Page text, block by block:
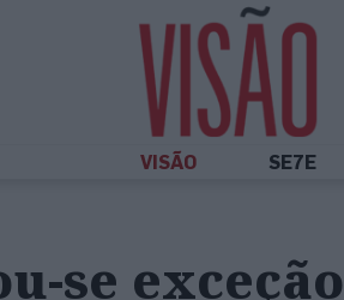
VISÃO SE7E
se exceção